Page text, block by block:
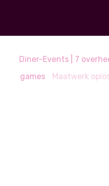
Diner-Events | 7
games
Maatwerk